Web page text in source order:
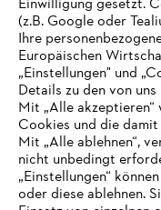
Einwilligung gesetzt.
(z.B. Google oder
Ihre
Europäischen
„Einstellungen" und
Details zu den von
Mit „Alle
Cookies und die
Mit „Alle ablehnen“,
nicht unbedingt
„Einstellungen“
oder diese ablehnen.